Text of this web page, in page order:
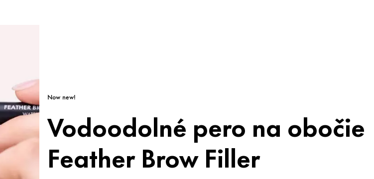
Now new!
Vodoodolné pero na obočie
Feather Brow Filler